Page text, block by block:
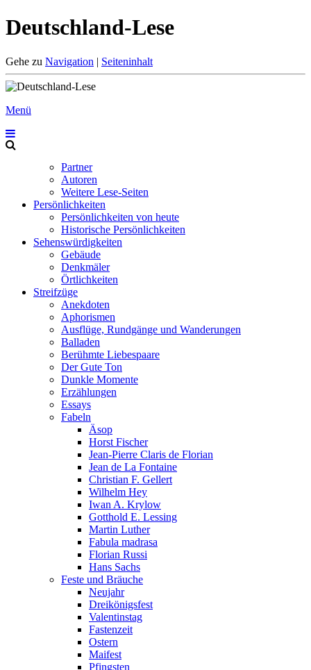
Deutschland-Lese
Gehe zu Navigation | Seiteninhalt
Menü
Partner
Autoren
Weitere Lese-Seiten
Persönlichkeiten
Persönlichkeiten von heute
Historische Persönlichkeiten
Sehenswürdigkeiten
Gebäude
Denkmäler
Örtlichkeiten
Streifzüge
Anekdoten
Aphorismen
Ausflüge, Rundgänge und Wanderungen
Balladen
Berühmte Liebespaare
Der Gute Ton
Dunkle Momente
Erzählungen
Essays
Fabeln
Äsop
Horst Fischer
Jean-Pierre Claris de Florian
Jean de La Fontaine
Christian F. Gellert
Wilhelm Hey
Iwan A. Krylow
Gotthold E. Lessing
Martin Luther
Fabula madrasa
Florian Russi
Hans Sachs
Feste und Bräuche
Neujahr
Dreikönigsfest
Valentinstag
Fastenzeit
Ostern
Maifest
Pfingsten